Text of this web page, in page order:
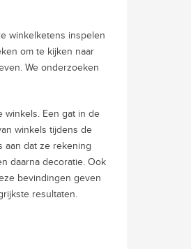
winkelketens inspelen
om te kijken naar
We onderzoeken
winkels. Een gat in de
winkels tijdens de
aan dat ze rekening
daarna decoratie. Ook
bevindingen geven
resultaten.